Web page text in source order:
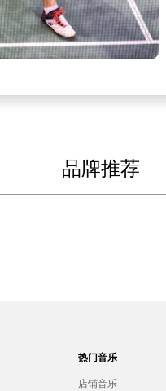
品牌推荐
热门音乐
店铺音乐